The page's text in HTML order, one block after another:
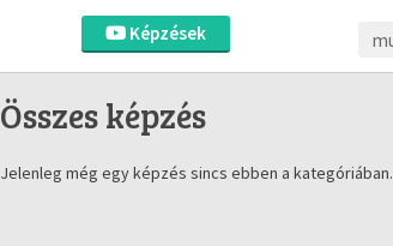
Képzések
Összes képzés
Jelenleg még egy képzés sincs ebben a kategóriában.